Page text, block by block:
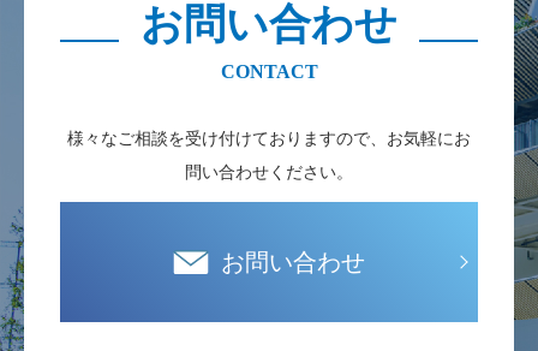
お問い合わせ
様々なご相談を受け付けておりますので、お気軽にお
問い合わせください。
お問い合わせ